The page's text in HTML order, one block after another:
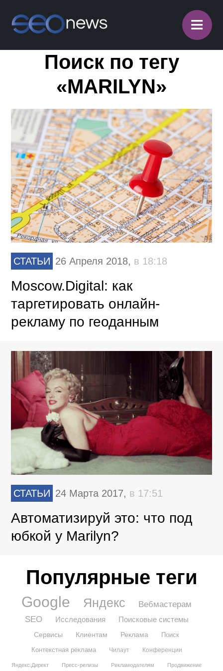
≡
Поиск по тегу
«MARILYN»
СТАТЬИ 26 Апреля 2018, в 18:18
Moscow.Digital: как
таргетировать онлайн-
рекламу по геоданным
СТАТЬИ 24 Марта 2017, в 17:51
Автоматизируй это: что под
юбкой у Marilyn?
Популярные теги
Google Яндекс
Вебмастерам
SEO
Исследования Поисковые системы
Сервисы Клиентам Реклама
Поиск
Контекстная реклама
Чилаут Конференции
Яндекс.Директ Пресс-релизы Рекламодателям Продвижение